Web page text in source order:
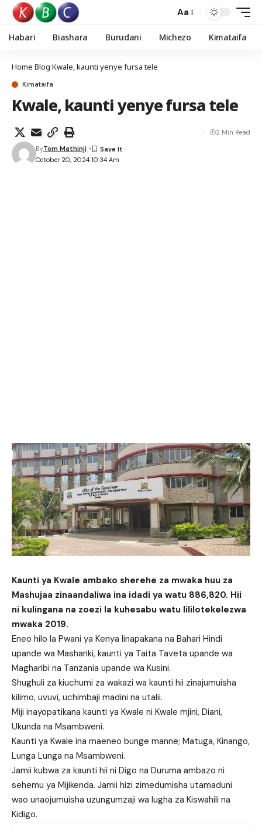
Aa
Habari Biashara Burudani Michezo Kimataifa
Home Blog Kwale, kaunti yenye fursa tele
Kimataifa
Kwale, kaunti yenye fursa tele
October 20, 2024 10:34 Am
ByTom Mathinji
2 Min Read
Kaunti ya Kwale ambako sherehe za mwaka huu za
Mashujaa zinaandaliwa ina idadi ya watu 886,820. Hii
ni kulingana na zoezi la kuhesabu watu lililotekelezwa
mwaka 2019.
Eneo hilo la Pwani ya Kenya linapakana na Bahari Hindi
upande wa Mashariki, kaunti ya Taita Taveta upande wa
Magharibi na Tanzania upande wa Kusini.
Shughuli za kiuchumi za wakazi wa kaunti hii zinajumuisha
kilimo, uvuvi, uchimbaji madini na utalii.
Miji inayopatikana kaunti ya Kwale ni Kwale mjini, Diani,
Ukunda na Msambweni.
Kaunti ya Kwale ina maeneo bunge manne; Matuga, Kinango,
Lunga Lunga na Msambweni.
Jamii kubwa za kaunti hii ni Digo na Duruma ambazo ni
sehemu ya Mijikenda. Jamii hizi zimedumisha utamaduni
wao unaojumuisha uzungumzaji wa lugha za Kiswahili na
Kidigo.